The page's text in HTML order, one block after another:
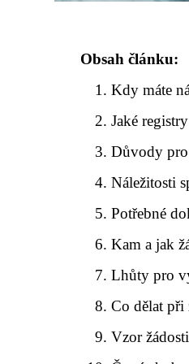
Obsah článku:
Kdy máte
Jaké
Důvody
Náležitosti
Potřebné
Kam a jak
Lhůty pro
Co dělat při
Vzor